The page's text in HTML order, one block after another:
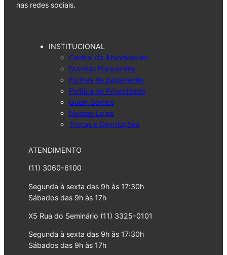
nas redes sociais.
INSTITUCIONAL
Central de Atendimento
Duvidas Frequentes
Formas de pagamento
Politica de Privacidade
Quem Somos
Nossas Lojas
Trocas e Devoluções
ATENDIMENTO
(11) 3060-6100
Segunda à sexta das 9h às 17:30h
Sábados das 9h às 17h
X5 Rua do Seminário (11) 3325-0101
Segunda à sexta das 9h às 17:30h
Sábados das 9h às 17h